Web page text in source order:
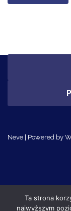
Neve | Powered by
Ta strona
najwyższym